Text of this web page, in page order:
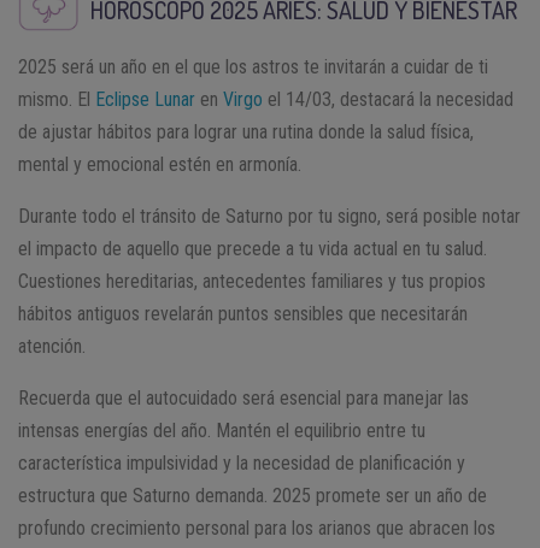
HORÓSCOPO 2025ARIES: SALUD Y BIENESTAR
2025 será un año en el que los astros te invitarán a cuidar de ti
mismo. El Eclipse Lunar en Virgo el 14/03, destacará la necesidad
de ajustar hábitos para lograr una rutina donde la salud física,
mental y emocional estén en armonía.
Durante todo el tránsito de Saturno por tu signo, será posible notar
el impacto de aquello que precede a tu vida actual en tu salud.
Cuestiones hereditarias, antecedentes familiares y tus propios
hábitos antiguos revelarán puntos sensibles que necesitarán
atención.
Recuerda que el autocuidado será esencial para manejar las
intensas energías del año. Mantén el equilibrio entre tu
característica impulsividad y la necesidad de planificación y
estructura que Saturno demanda. 2025 promete ser un año de
profundo crecimiento personal para los arianos que abracen los